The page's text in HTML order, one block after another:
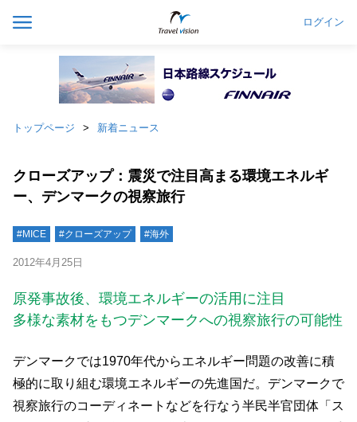
ログイン
トップページ 新着ニュース
クローズアップ：震災で注目高まる環境エネルギ
ー、デンマークの視察旅行
#MICE #クローズアップ #海外
2012年4月25日
原発事故後、環境エネルギーの活用に注目
多様な素材をもつデンマークへの視察旅行の可能性
デンマークでは1970年代からエネルギー問題の改善に積
極的に取り組む環境エネルギーの先進国だ。デンマークで
視察旅行のコーディネートなどを行なう半民半官団体「ス